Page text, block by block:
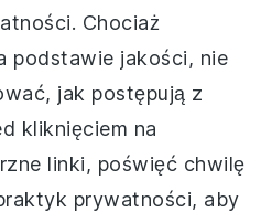
Chociaż
podstawie jakości, nie
jak postępują z
kliknięciem na
linki, poświęć chwilę
prywatności, aby